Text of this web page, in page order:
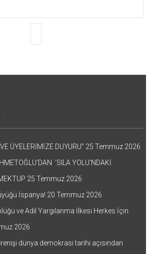
ÜYELERİMİZE DUYURU” 25 Temmuz 2026
‘SILA YOLU’NDAKİ
25 Temmuz 2026
İspanya! 20 Temmuz 2026
ve Adil Yargılanma İlkesi Herkes İçin
2026
dünya demokrasi tarihi açısından